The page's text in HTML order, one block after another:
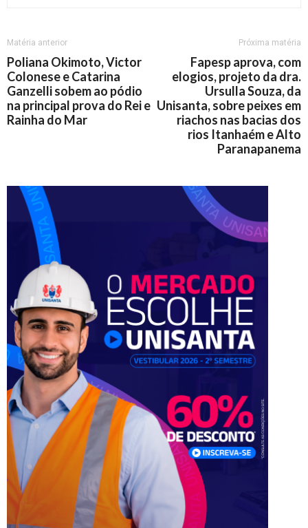
Matéria anterior
Poliana Okimoto, Victor
Colonese e Catarina
Ganzelli sobem ao pódio
na principal prova do Rei e
Rainha do Mar
Próxima matéria
Fapesp aprova, com
elogios, projeto da dra.
Ursulla Souza, da
Unisanta, sobre peixes em
riachos nas bacias dos
rios Itanhaém e Alto
Paranapanema